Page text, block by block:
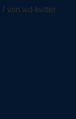
/ von wd-twitter